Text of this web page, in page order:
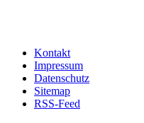
Kontakt
Impressum
Datenschutz
Sitemap
RSS-Feed